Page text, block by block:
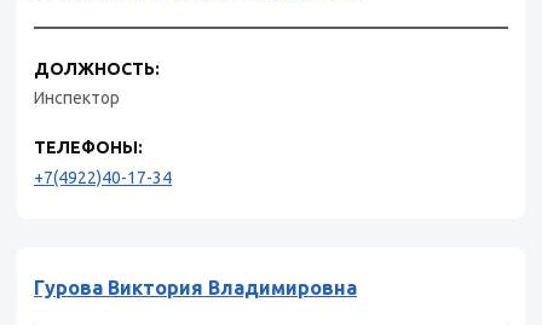
ДОЛЖНОСТЬ:
Инспектор
ТЕЛЕФОНЫ:
+7(4922)40-17-34
Гурова Виктория Владимировна